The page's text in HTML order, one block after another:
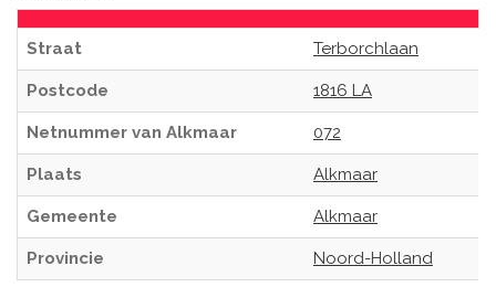
Straat Terborchlaan
Postcode 1816 LA
Netnummer van Alkmaar 072
Plaats Alkmaar
Gemeente Alkmaar
Provincie Noord-Holland